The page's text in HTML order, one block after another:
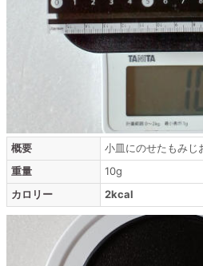
概要
小皿にのせたもみじ
重量
10g
カロリー
2kcal